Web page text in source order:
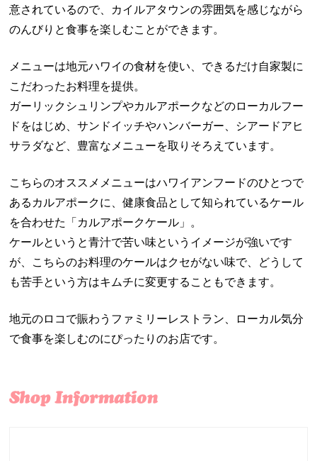
意されているので、カイルアタウンの雰囲気を感じながら
のんびりと食事を楽しむことができます。
メニューは地元ハワイの食材を使い、できるだけ自家製に
こだわったお料理を提供。
ガーリックシュリンプやカルアポークなどのローカルフー
ドをはじめ、サンドイッチやハンバーガー、シアードアヒ
サラダなど、豊富なメニューを取りそろえています。
こちらのオススメメニューはハワイアンフードのひとつで
あるカルアポークに、健康食品として知られているケール
を合わせた「カルアポークケール」。
ケールというと青汁で苦い味というイメージが強いです
が、こちらのお料理のケールはクセがない味で、どうして
も苦手という方はキムチに変更することもできます。
地元のロコで賑わうファミリーレストラン、ローカル気分
で食事を楽しむのにぴったりのお店です。